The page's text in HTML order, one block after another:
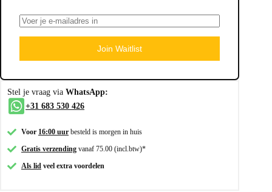
Join Waitlist
Stel je vraag via WhatsApp:
+31 683 530 426
Voor 16:00 uur besteld is morgen in huis
Gratis verzending vanaf 75.00 (incl.btw)*
Als lid veel extra voordelen